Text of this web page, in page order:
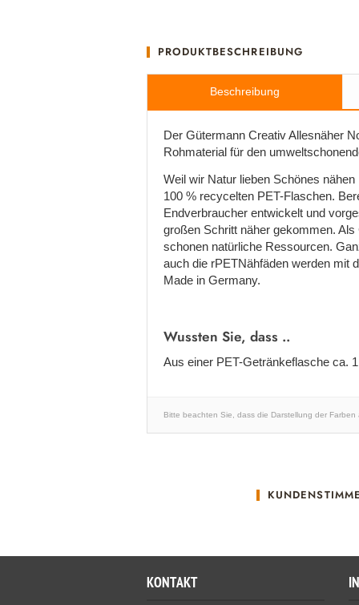
PRODUKTBESCHREIBUNG
Beschreibung
Der Gütermann Creativ Allesnäher
Rohmaterial für den
Weil wir Natur lieben Schönes
100 % recycelten PET-Flaschen.
Endverbraucher entwickelt und
großen Schritt näher gekommen.
schonen natürliche Ressourcen.
auch die rPETNähfäden werden mit
Made in Germany.
Wussten Sie, dass ..
Aus einer PET-Getränkeflasche ca.
Bitte beachten Sie, dass die Darstellung der
KONTAKT